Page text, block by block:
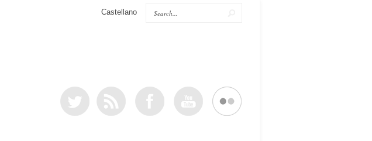
Castellano